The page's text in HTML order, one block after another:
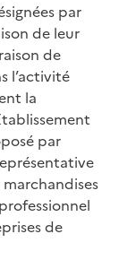
par
de leur
de
l’activité
la
par
de